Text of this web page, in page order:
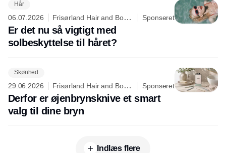
Hår
06.07.2026
Frisørland Hair and Body
Care
Sponseret
Er det nu så vigtigt med
solbeskyttelse til håret?
Skønhed
29.06.2026
Frisørland Hair and Body
Care
Sponseret
Derfor er øjenbrynsknive et smart
valg til dine bryn
Indlæs flere